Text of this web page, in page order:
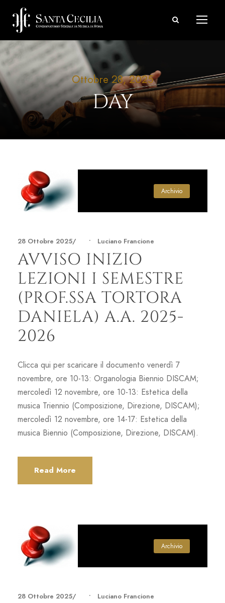
Ottobre 28, 2025
DAY
Archivio
28 Ottobre 2025 • Luciano Francione
AVVISO INIZIO
LEZIONI I SEMESTRE
(PROF.SSA TORTORA
DANIELA) A.A. 2025-
2026
Clicca qui per scaricare il documento venerdì 7
novembre, ore 10-13: Organologia Biennio DISCAM;
mercoledì 12 novembre, ore 10-13: Estetica della
musica Triennio (Composizione, Direzione, DISCAM);
mercoledì 12 novembre, ore 14-17: Estetica della
musica Biennio (Composizione, Direzione, DISCAM).
Read More
Archivio
28 Ottobre 2025 • Luciano Francione